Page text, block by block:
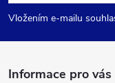
p
a
Vložením e-mailu
Informace pro vás